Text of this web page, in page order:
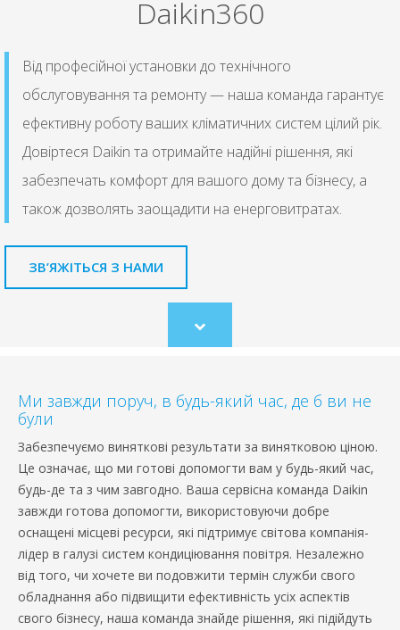
Daikin360
Від професійної установки до технічного
обслуговування та ремонту — наша команда гарантує
ефективну роботу ваших кліматичних систем цілий рік.
Довіртеся Daikin та отримайте надійні рішення, які
забезпечать комфорт для вашого дому та бізнесу, а
також дозволять заощадити на енерговитратах.
ЗВ’ЯЖІТЬСЯ З НАМИ
Scroll
to
Ми завжди поруч, в будь-який час, де б ви не
були
Забезпечуємо виняткові результати за винятковою ціною.
Це означає, що ми готові допомогти вам у будь-який час,
будь-де та з чим завгодно. Ваша сервісна команда Daikin
завжди готова допомогти, використовуючи добре
оснащені місцеві ресурси, які підтримує світова компанія-
лідер в галузі систем кондиціювання повітря. Незалежно
від того, чи хочете ви подовжити термін служби свого
обладнання або підвищити ефективність усіх аспектів
свого бізнесу, наша команда знайде рішення, які підійдуть